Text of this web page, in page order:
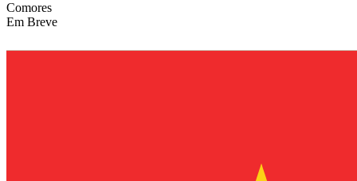
Comores
Em Breve